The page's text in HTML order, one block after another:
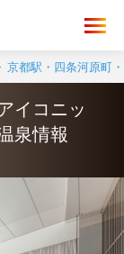
京都駅・四条河原町
イコニッ
泉情報